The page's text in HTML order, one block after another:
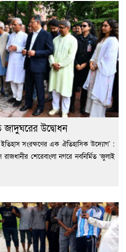
জাদুঘরের উদ্বোধন
সংরক্ষণের এক ঐতিহাসিক উদ্যোগ’ :
শেরেবাংলা নগরে নবনির্মিত ‘জুলাই